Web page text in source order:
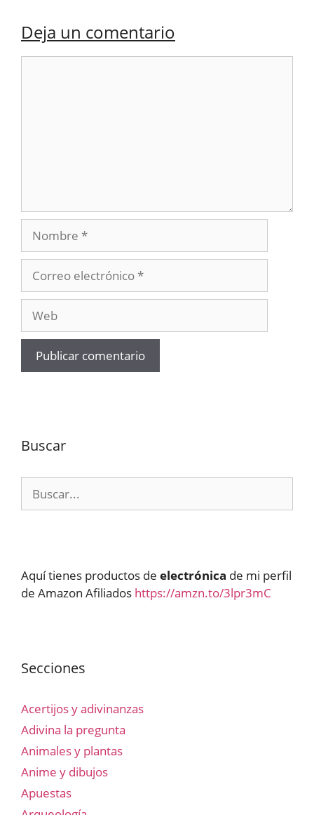
Deja un comentario
Nombre
electrónico
Buscar
Aquí tienes productos de electrónica de mi perfil
de Amazon Afiliados https://amzn.to/3lpr3mC
Secciones
Acertijos y adivinanzas
Adivina la pregunta
Animales y plantas
Anime y dibujos
Apuestas